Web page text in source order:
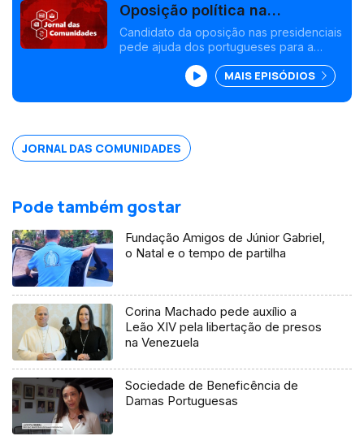
Oposição política na
Venezuela pede apoio dos
portugueses
Candidato da oposição nas presidenciais
pede ajuda dos portugueses para a
comunidades no Canadá vão esclarecer
dúvidas sobre acesso à saúde em
Portugal. Edição Isabel Gaspar Dias
MAIS EPISÓDIOS
JORNAL DAS COMUNIDADES
Pode também gostar
Fundação Amigos de Júnior Gabriel,
o Natal e o tempo de partilha
Corina Machado pede auxílio a
Leão XIV pela libertação de presos
na Venezuela
Sociedade de Beneficência de
Damas Portuguesas